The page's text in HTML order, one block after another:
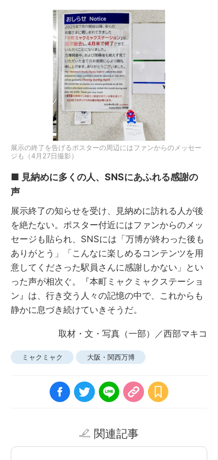
展示の終了を告げるポスターの周辺にはファンからのメッセー
ジも（4月27日撮影）
■ 見納めに多くの人、SNSにあふれる感謝の
声
展示終了の知らせを受け、見納めに訪れる人が後
を絶たない。ポスター付近にはファンからのメッ
セージも貼られ、SNSには「万博が終わった後も
ありがとう」「こんなに楽しめるコンテンツを用
意してくださった駅員さんに感謝しかない」とい
った声が相次ぐ。『本町ミャクミャクステーショ
ン』は、行き交う人々の記憶の中で、これからも
静かに息づき続けていきそうだ。
取材・文・写真（一部）／西部マキコ
ミャクミャク 大阪・関西万博
関連記事